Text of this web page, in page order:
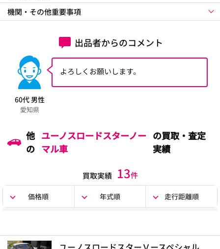
機関・その他重要事項
出品者からのコメント
60代 男性
愛知県
よろしくお願いします。
他
の
ユーノスロードスターノー
マル車
の買取・査定
実績
買取実績 13件
価格順 年式順 走行距離順